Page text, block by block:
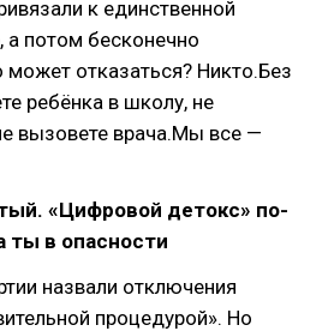
к единственной
а потом бесконечно
отказаться? Никто.Без
ребёнка в школу, не
вызовете врача.Мы все —
«Цифровой детокс» по-
ты в опасности
назвали отключения
процедурой». Но